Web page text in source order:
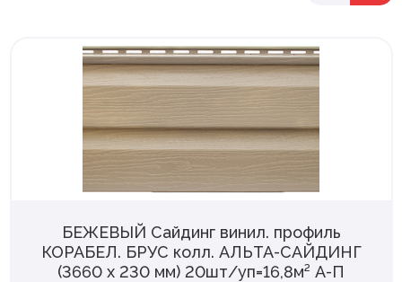
БЕЖЕВЫЙ Сайдинг винил. профиль
КОРАБЕЛ. БРУС колл. АЛЬТА-САЙДИНГ
(3660 х 230 мм) 20шт/уп=16,8м² А-П